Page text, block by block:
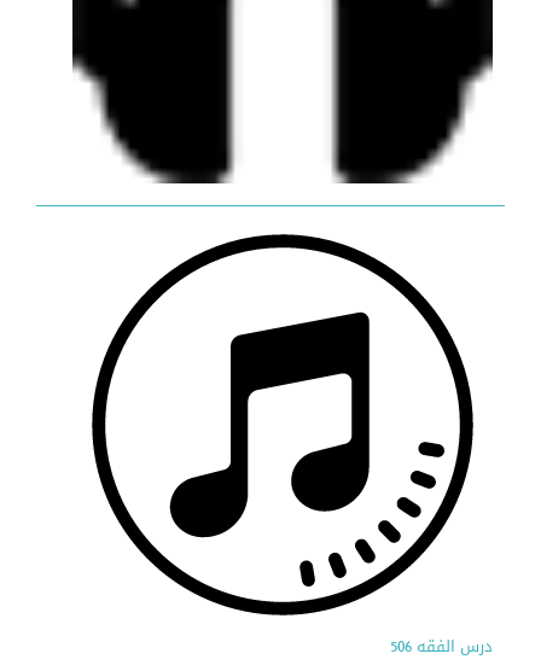
درس الفقه 506